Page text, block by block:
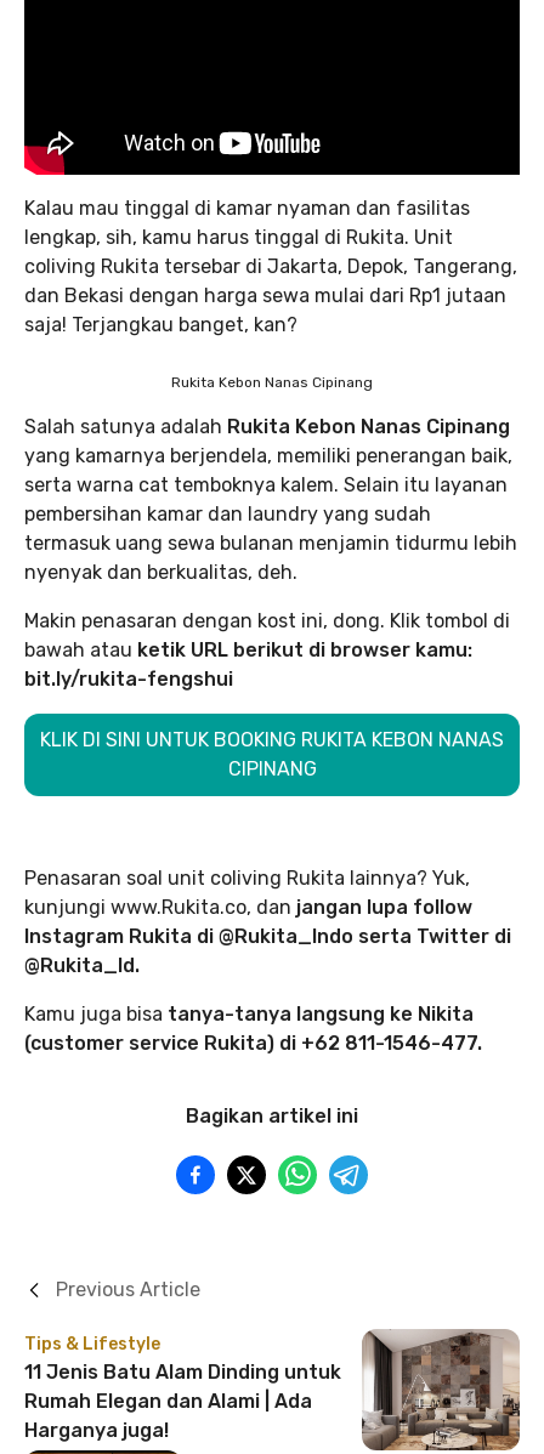
Kalau mau tinggal di kamar nyaman dan fasilitas
lengkap, sih, kamu harus tinggal di Rukita. Unit
coliving Rukita tersebar di Jakarta, Depok, Tangerang,
dan Bekasi dengan harga sewa mulai dari Rp1 jutaan
saja! Terjangkau banget, kan?
Rukita Kebon Nanas Cipinang
Salah satunya adalah Rukita Kebon Nanas Cipinang
yang kamarnya berjendela, memiliki penerangan baik,
serta warna cat temboknya kalem. Selain itu layanan
pembersihan kamar dan laundry yang sudah
termasuk uang sewa bulanan menjamin tidurmu lebih
nyenyak dan berkualitas, deh.
Makin penasaran dengan kost ini, dong. Klik tombol di
bawah atau ketik URL berikut di browser kamu:
bit.ly/rukita-fengshui
KLIK DI SINI UNTUK BOOKING RUKITA KEBON NANAS
CIPINANG
Penasaran soal unit coliving Rukita lainnya? Yuk,
kunjungi www.Rukita.co, dan jangan lupa follow
Instagram Rukita di @Rukita_Indo serta Twitter di
@Rukita_Id.
Kamu juga bisa tanya-tanya langsung ke Nikita
(customer service Rukita) di +62 811-1546-477.
Bagikan artikel ini
Tips & Lifestyle
11 Jenis Batu Alam Dinding untuk
Rumah Elegan dan Alami | Ada
Harganya juga!
Previous Article